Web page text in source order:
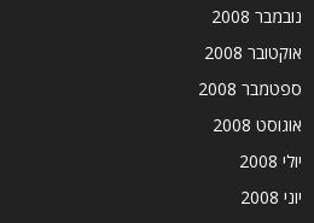
נובמבר 2008
אוקטובר 2008
ספטמבר 2008
אוגוסט 2008
יולי 2008
יוני 2008